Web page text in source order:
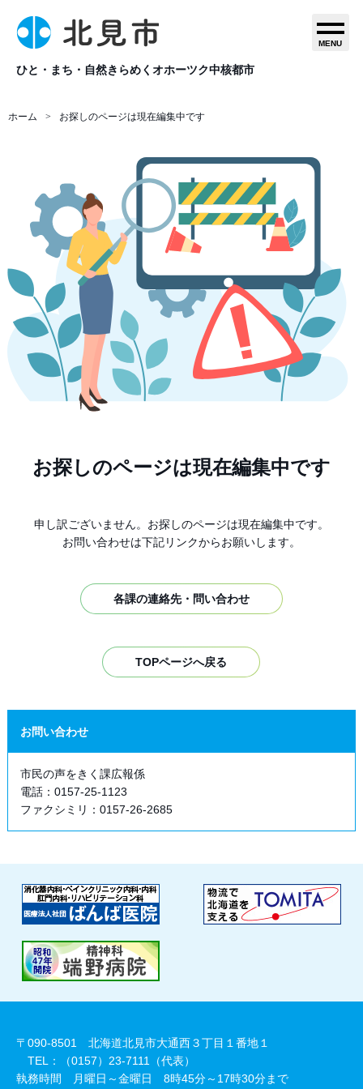
ひと・まち・自然きらめくオホーツク中核都市
MENU
ホーム お探しのページは現在編集中です
お探しのページは現在編集中です
申し訳ございません。お探しのページは現在編集中です。
お問い合わせは下記リンクからお願いします。
各課の連絡先・問い合わせ
TOPページへ戻る
お問い合わせ
市民の声をきく課広報係
電話：0157-25-1123
ファクシミリ：0157-26-2685
〒090-8501 北海道北見市大通西３丁目１番地１
TEL：（0157）23-7111（代表）
執務時間 月曜日～金曜日 8時45分～17時30分まで